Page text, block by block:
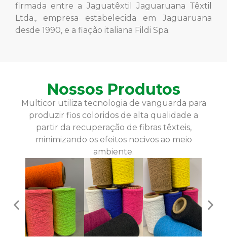
firmada entre a Jaguatêxtil Jaguaruana Têxtil
Ltda., empresa estabelecida em Jaguaruana
desde 1990, e a fiação italiana Fildi Spa.
Nossos Produtos
Multicor utiliza tecnologia de vanguarda para
produzir fios coloridos de alta qualidade a
partir da recuperação de fibras têxteis,
minimizando os efeitos nocivos ao meio
ambiente.